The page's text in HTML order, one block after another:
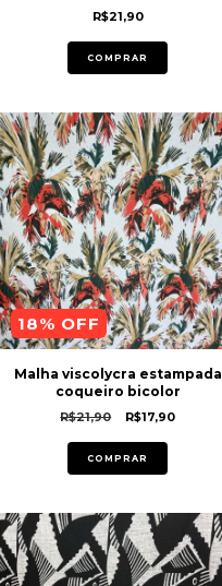
R$21,90
COMPRAR
18% OFF
Malha viscolycra estampada
coqueiro bicolor
R$21,90 R$17,90
COMPRAR